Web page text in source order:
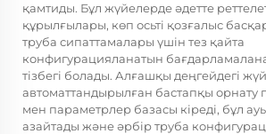
қамтиды. Бұл жүйелерде әдетте
құрылғылары, көп осьті қозғалыс
труба сипаттамалары үшін тез қайта
конфигурацияланатын
тізбегі болады. Алғашқы деңгейдегі
автоматтандырылған бастапқы орнату
мен параметрлер базасы кіреді, бұл
азайтады және әрбір труба